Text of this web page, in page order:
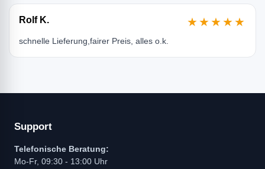
Rolf K. ★★★★★
schnelle Lieferung,fairer Preis, alles o.k.
Support
Telefonische Beratung:
Mo-Fr, 09:30 - 13:00 Uhr